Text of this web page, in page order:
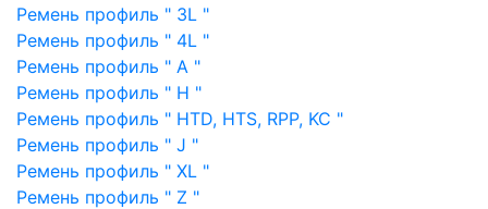
Ремень профиль " 3L "
Ремень профиль " 4L "
Ремень профиль " A "
Ремень профиль " H "
Ремень профиль " HTD, HTS, RPP, KC "
Ремень профиль " J "
Ремень профиль " XL "
Ремень профиль " Z "